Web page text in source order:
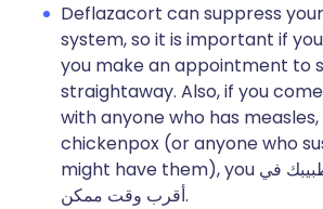
Deflazacort can suppress
system, so it is important if
you make an appointment to
straightaway. Also, if you
with anyone who has
chickenpox (or anyone who
might have them), you في
أقرب وقت ممكن.